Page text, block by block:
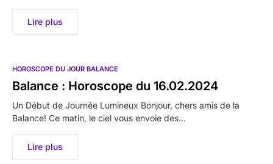
Lire plus
HOROSCOPE DU JOUR BALANCE
Balance : Horoscope du 16.02.2024
Un Début de Journée Lumineux Bonjour, chers amis de la
Balance! Ce matin, le ciel vous envoie des…
Lire plus